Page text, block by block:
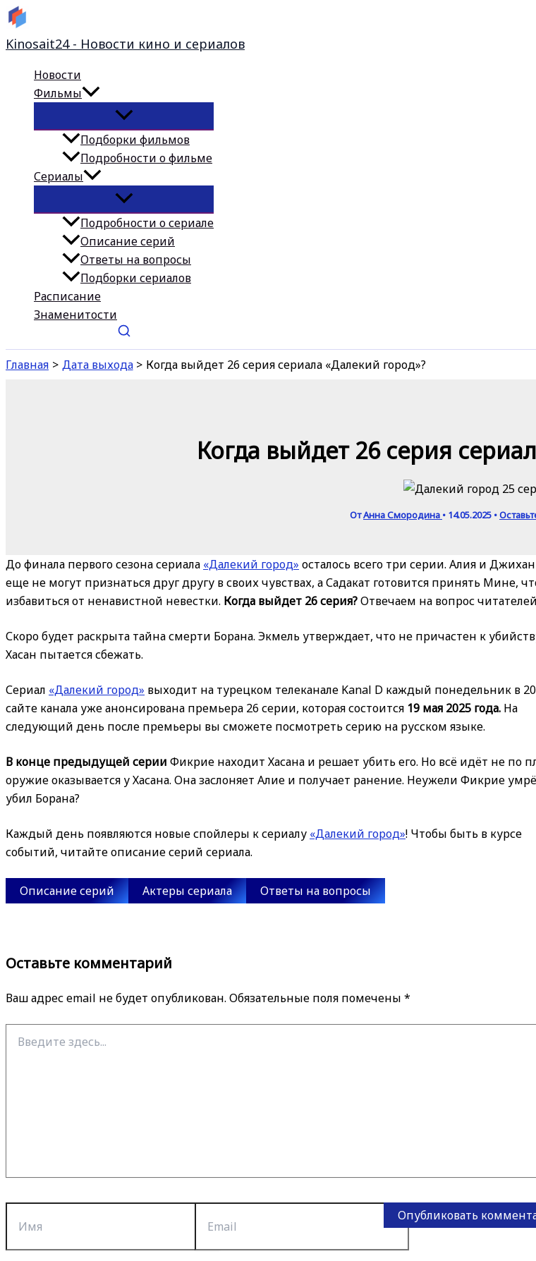
Перейти
содержимому
Kinosait24 - Новости кино и сериалов
Новости
Фильмы
Подборки фильмов
Подробности о фильме
Сериалы
Подробности о сериале
Описание серий
Ответы на вопросы
Подборки сериалов
Расписание
Знаменитости
Главная Дата выхода Когда выйдет 26 серия сериала «Далекий город»?
Когда выйдет 26 серия
ОтАнна Смородина • 14.05.2025 •
До финала первого сезона сериала «Далекий город» осталось всего три серии. Алия и
еще не могут признаться друг другу в своих чувствах, а Садакат готовится принять Мине,
избавиться от ненавистной невестки. Когда выйдет 26 серия?Отвечаем на вопрос
Скоро будет раскрыта тайна смерти Борана. Экмель утверждает, что не причастен к
Хасан пытается сбежать.
Сериал «Далекий город» выходит на турецком телеканале Kanal D каждый понедельник в
сайте канала уже анонсирована премьера 26 серии, которая состоится 19 мая 2025 года. На
следующий день после премьеры вы сможете посмотреть серию на русском языке.
В конце предыдущей серии Фикрие находит Хасана и решает убить его. Но всё идёт не по
оружие оказывается у Хасана. Она заслоняет Алие и получает ранение. Неужели Фикрие
убил Борана?
Каждый день появляются новые спойлеры к сериалу «Далекий город»! Чтобы быть в курсе
событий, читайте описание серий сериала.
Описание серий Актеры сериала Ответы на вопросы
Оставьте комментарий
Ваш адрес email не будет опубликован. Обязательные поля помечены *
здесь...
Имя Email